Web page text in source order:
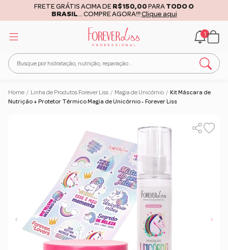
FRETE GRÁTIS ACIMA DE R$150,00 PARA TODO O
BRASIL ... COMPRE AGORA!!!Clique aqui
1
Home / Linha de Produtos Forever Liss / Magia de Unicórnio / Kit Máscara de
Nutrição + Protetor Térmico Magia de Unicórnio - Forever Liss